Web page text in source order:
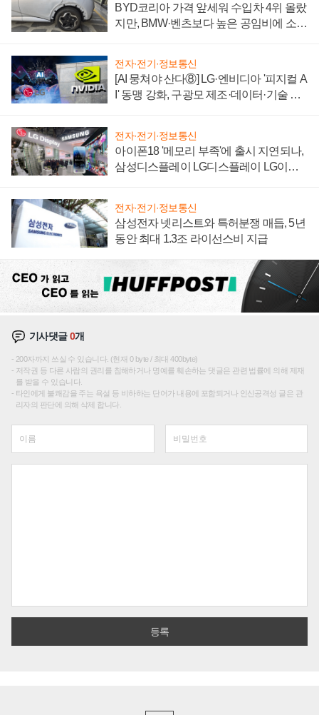
BYD코리아 가격 앞세워 수입차 4위 올랐
지만, BMW·벤츠보다 높은 공임비에 소비
전자·전기·정보통신
[AI 뭉쳐야 산다⑧] LG·엔비디아 '피지컬 A
I' 동맹 강화, 구광모 제조·데이터·기술 결
전자·전기·정보통신
아이폰18 '메모리 부족'에 출시 지연되나,
삼성디스플레이 LG디스플레이 LG이노
전자·전기·정보통신
삼성전자 넷리스트와 특허분쟁 매듭, 5년
동안 최대 1.3조 라이선스비 지급
기사댓글0개
200자까지 쓰실 수 있습니다. (현재 0 byte / 최대 400byte)
저작권 등 다른 사람의 권리를 침해하거나 명예를 훼손하는 댓글은 관련 법률에 의해 제재
를 받을 수 있습니다.
타인에게 불쾌감을 주는 욕설 등 비하하는 단어가 내용에 포함되거나 인신공격성 글은 관
리자의 판단에 의해 삭제 합니다.